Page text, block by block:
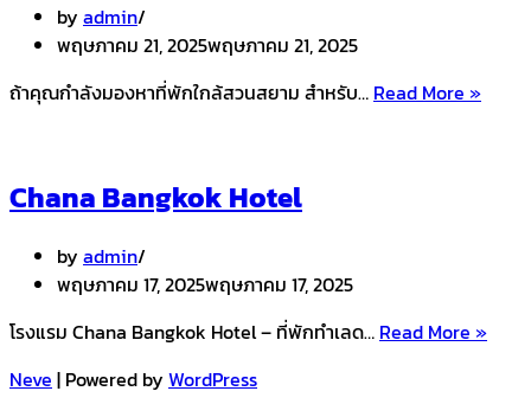
by admin
พฤษภาคม 21, 2025พฤษภาคม 21, 2025
ถ้าคุณกำลังมองหาที่พักใกล้สวนสยาม สำหรับ… Read More »ที่พัก
Chana Bangkok Hotel
by admin
พฤษภาคม 17, 2025พฤษภาคม 17, 2025
โรงแรม Chana Bangkok Hotel – ที่พักทำเลด… Read More »
Neve | Powered by WordPress